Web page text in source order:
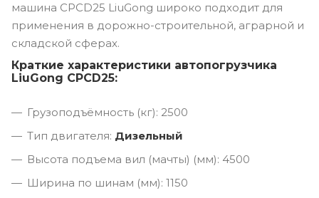
машина CPCD25 LiuGong широко подходит для
применения в дорожно-строительной, аграрной и
складской сферах.
Краткие характеристики автопогрузчика
LiuGong CPCD25:
Грузоподъёмность (кг): 2500
Тип двигателя: Дизельный
Высота подъема вил (мачты) (мм): 4500
Ширина по шинам (мм): 1150